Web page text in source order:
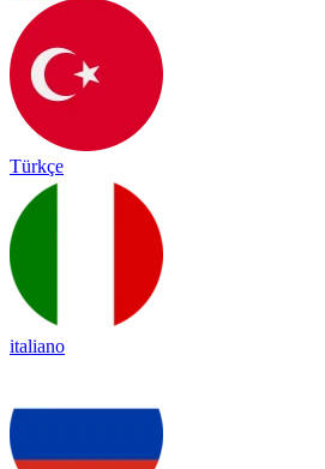
Türkçe
italiano